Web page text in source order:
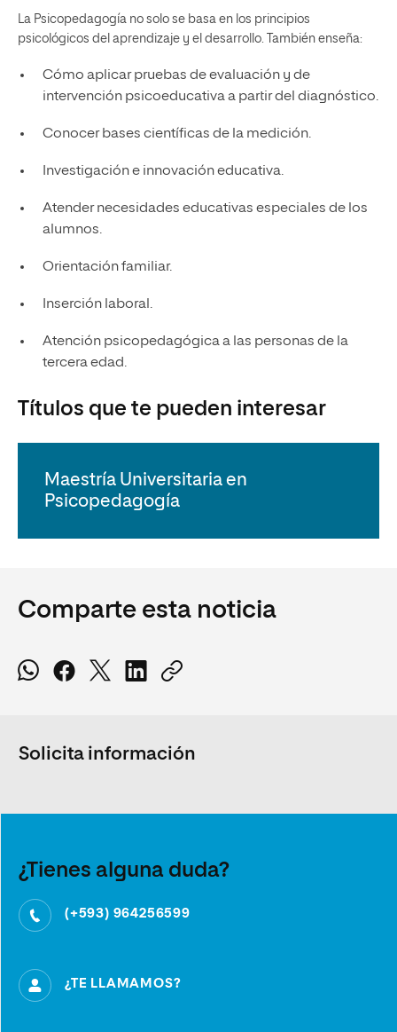
La Psicopedagogía no solo se basa en los principios
psicológicos del aprendizaje y el desarrollo. También enseña:
Cómo aplicar pruebas de evaluación y de
intervención psicoeducativa a partir del diagnóstico.
Conocer bases científicas de la medición.
Investigación e innovación educativa.
Atender necesidades educativas especiales de los
alumnos.
Orientación familiar.
Inserción laboral.
Atención psicopedagógica a las personas de la
tercera edad.
Títulos que te pueden interesar
Maestría Universitaria en
Psicopedagogía
Comparte esta noticia
Solicita información
¿Tienes alguna duda?
(+593) 964256599
¿TE LLAMAMOS?